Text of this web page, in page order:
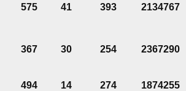
575 41 393 2134767
367 30 254 2367290
494 14 274 1874255